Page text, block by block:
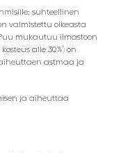
suhteellinen
valmistettu oikeasta
mukautuu ilmastoon
alle 30%) on
astmaa ja
ja aiheuttaa